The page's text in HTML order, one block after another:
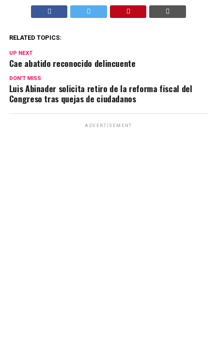
RELATED TOPICS:
UP NEXT
Cae abatido reconocido delincuente
DON'T MISS
Luis Abinader solicita retiro de la reforma fiscal del
Congreso tras quejas de ciudadanos
ADVERTISEMENT